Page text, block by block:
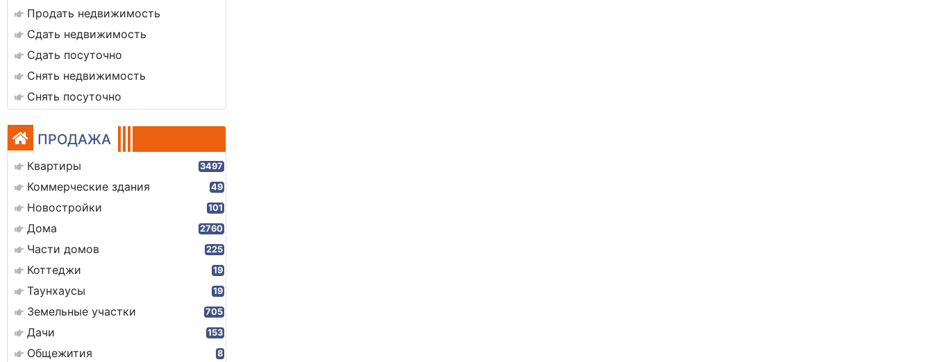
Продать недвижимость
Сдать недвижимость
Сдать посуточно
Снять недвижимость
Снять посуточно
ПРОДАЖА
Квартиры 3497
Коммерческие здания 49
Новостройки 101
Дома 2760
Части домов 225
Коттеджи 19
Таунхаусы 19
Земельные участки 705
Дачи 153
Общежития 8